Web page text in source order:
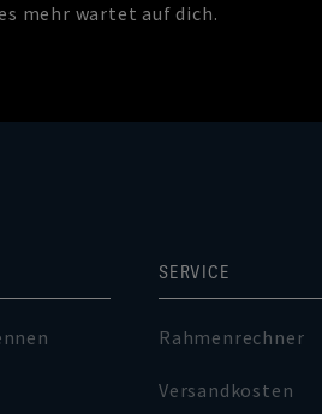
mehr wartet auf dich.
SERVICE
Rahmenrechner
Versandkosten